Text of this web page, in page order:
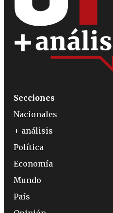
Secciones
Nacionales
+ análisis
Política
Economía
Mundo
País